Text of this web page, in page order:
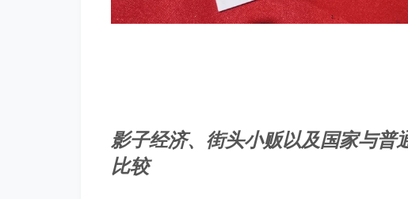
影子经济、街头小贩以及国家与普
比较